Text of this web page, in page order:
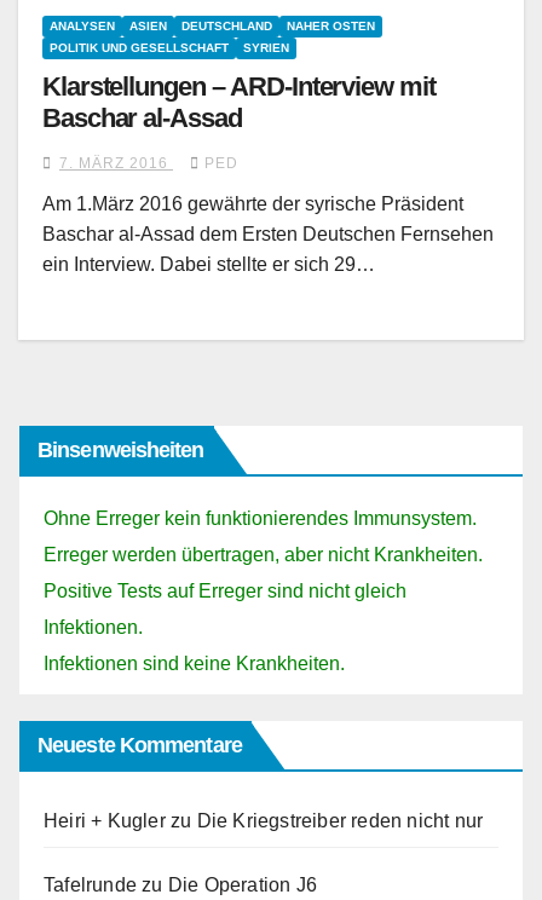
ANALYSEN ASIEN DEUTSCHLAND
NAHER OSTEN
POLITIK UND GESELLSCHAFT
SYRIEN
Klarstellungen – ARD-Interview mit
Baschar al-Assad
7. MÄRZ 2016 PED
Am 1.März 2016 gewährte der syrische Präsident
Baschar al-Assad dem Ersten Deutschen Fernsehen
ein Interview. Dabei stellte er sich 29…
Binsenweisheiten
Ohne Erreger kein funktionierendes Immunsystem.
Erreger werden übertragen, aber nicht Krankheiten.
Positive Tests auf Erreger sind nicht gleich
Infektionen.
Infektionen sind keine Krankheiten.
Neueste Kommentare
Heiri + Kuglerzu Die Kriegstreiber reden nicht nur
Tafelrunde zu Die Operation J6